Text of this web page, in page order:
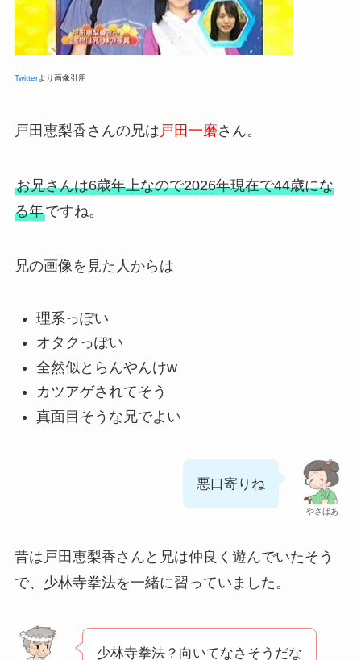
Twitterより画像引用
戸田恵梨香さんの兄は 戸田一磨さん。
お兄さんは6歳年上なので2026年現在で44歳にな
る年ですね。
兄の画像を見た人からは
理系っぽい
オタクっぽい
全然似とらんやんけw
カツアゲされてそう
真面目そうな兄でよい
やさばあ
悪口寄りね
昔は戸田恵梨香さんと兄は仲良く遊んでいたそう
で、少林寺拳法を一緒に習っていました。
少林寺拳法？向いてなさそうだな